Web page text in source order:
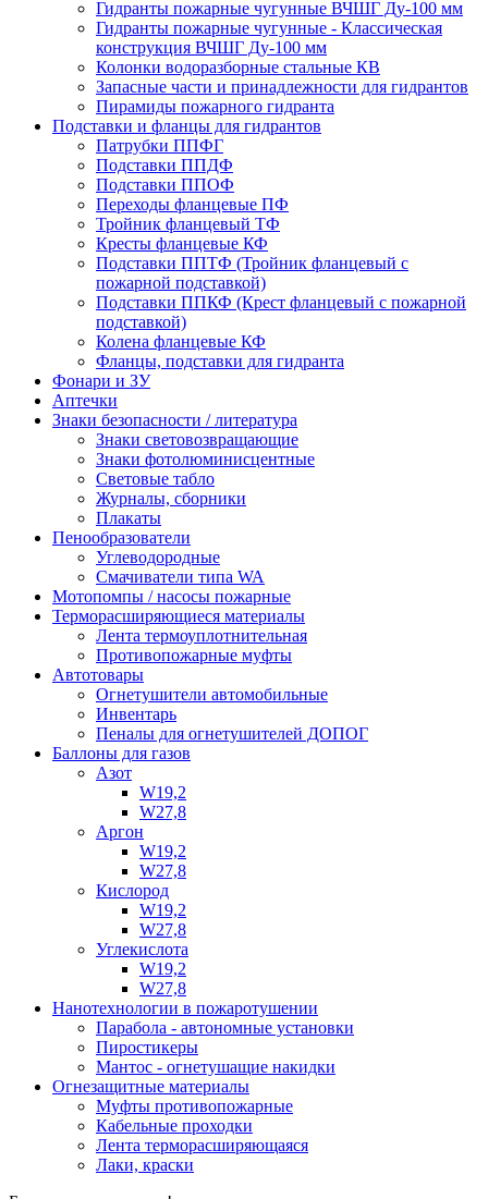
Гидранты пожарные чугунные ВЧШГ Ду-100 мм
Гидранты пожарные чугунные - Классическая
конструкция ВЧШГ Ду-100 мм
Колонки водоразборные стальные КВ
Запасные части и принадлежности для гидрантов
Пирамиды пожарного гидранта
Подставки и фланцы для гидрантов
Патрубки ППФГ
Подставки ППДФ
Подставки ППОФ
Переходы фланцевые ПФ
Тройник фланцевый ТФ
Кресты фланцевые КФ
Подставки ППТФ (Тройник фланцевый с
пожарной подставкой)
Подставки ППКФ (Крест фланцевый с пожарной
подставкой)
Колена фланцевые КФ
Фланцы, подставки для гидранта
Фонари и ЗУ
Аптечки
Знаки безопасности / литература
Знаки световозвращающие
Знаки фотолюминисцентные
Световые табло
Журналы, сборники
Плакаты
Пенообразователи
Углеводородные
Смачиватели типа WA
Мотопомпы / насосы пожарные
Терморасширяющиеся материалы
Лента термоуплотнительная
Противопожарные муфты
Автотовары
Огнетушители автомобильные
Инвентарь
Пеналы для огнетушителей ДОПОГ
Баллоны для газов
Азот
W19,2
W27,8
Аргон
W19,2
W27,8
Кислород
W19,2
W27,8
Углекислота
W19,2
W27,8
Нанотехнологии в пожаротушении
Парабола - автономные установки
Пиростикеры
Мантос - огнетушащие накидки
Огнезащитные материалы
Муфты противопожарные
Кабельные проходки
Лента терморасширяющаяся
Лаки, краски